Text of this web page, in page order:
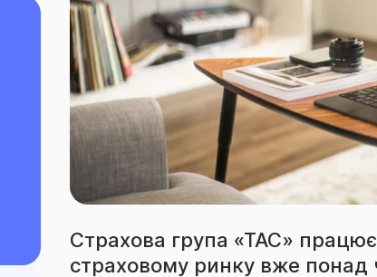
Страхова група «ТАС»
страховому ринку вже понад